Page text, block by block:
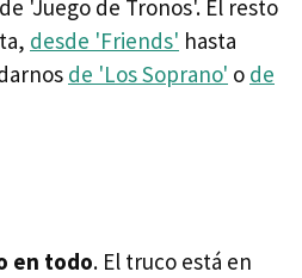
'Juego de Tronos'. El resto
desde 'Friends' hasta
de 'Los Soprano' o de
en todo. El truco está en